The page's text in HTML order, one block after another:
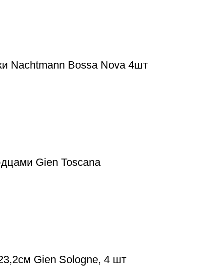
Nachtmann Bossa Nova 4шт
Gien Toscana
Gien Sologne, 4 шт